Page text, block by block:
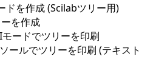
を作成 (Scilabツリー用)
を作成
ードでツリーを印刷
ールでツリーを印刷 (テキスト